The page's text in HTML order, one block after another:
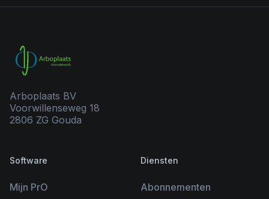
Arboplaats BV
Voorwillenseweg 18
2806 ZG Gouda
Software
Mijn PrO
Diensten
Abonnementen